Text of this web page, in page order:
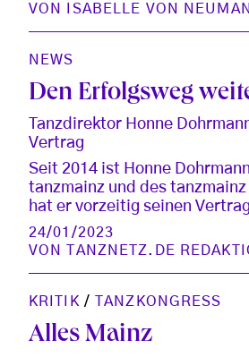
VON
ISABELLE VON
NEWS
Den Erfolgsweg
Tanzdirektor Honne
Vertrag
Seit 2014 ist Honne
tanzmainz und des
hat er vorzeitig seinen
24/01/2023
VON
TANZNETZ.DE
KRITIK/ TANZKONGRESS
Alles Mainz